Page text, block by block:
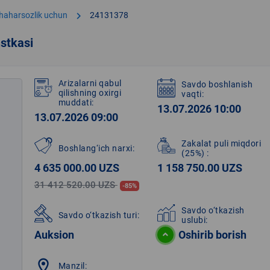
uchun chevron_right 24131378
Arizalarni qabul
qilishning oxirgi
muddati:
13.07.2026 09:00
Savdo boshlanish
vaqti:
13.07.2026 10:00
Boshlang‘ich narxi:
4 635 000.00 UZS
31 412 520.00 UZS -85%
Zakalat puli miqdori
(25%) :
1 158 750.00 UZS
Savdo o‘tkazish turi:
Auksion
Savdo o‘tkazish
uslubi:
Oshirib borish
location_on Manzil: